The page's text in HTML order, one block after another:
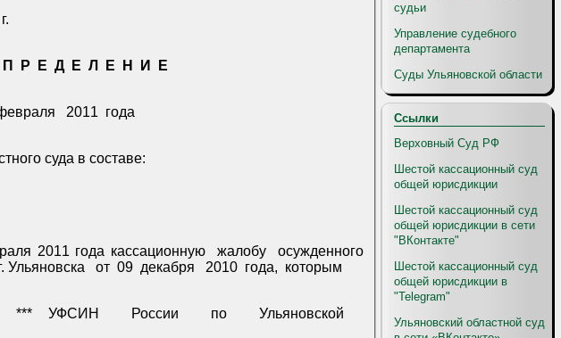
г.
П Р Е Д Е Л Е Н И Е
2011 года
суда в составе:
2011 года кассационную жалобу
осужденного
Ульяновска от 09 декабря 2010 года, которым
*** УФСИН России по
Ульяновской
судьи
Управление судебного
департамента
Суды Ульяновской области
Ссылки
Верховный Суд РФ
Шестой кассационный суд
общей юрисдикции
Шестой кассационный суд
общей юрисдикции в сети
"ВКонтакте"
Шестой кассационный суд
общей юрисдикции в
"Telegram"
Ульяновский областной суд